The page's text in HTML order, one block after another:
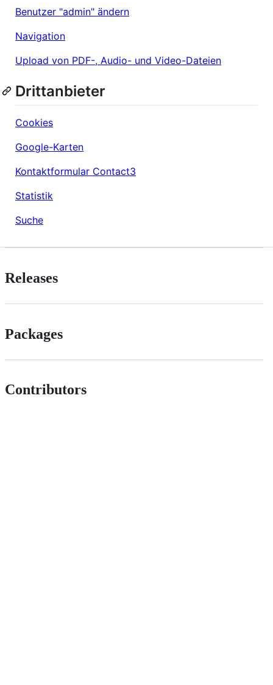
Benutzer "admin" ändern
Navigation
Upload von PDF-, Audio- und Video-Dateien
Drittanbieter
Cookies
Google-Karten
Kontaktformular Contact3
Statistik
Suche
Releases
Packages
Contributors